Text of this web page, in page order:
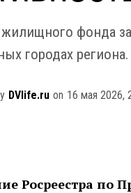
фонда
городах региона.
DVlife.ru on 16 мая 2026,
Росреестра по